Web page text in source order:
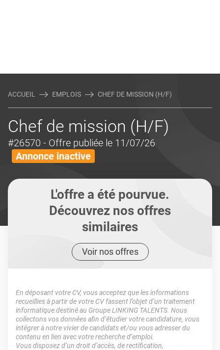
ACCUEIL EMPLOIS CHEF DE MISSION (H/F)
Chef de mission (H/F)
#26570 - Offre publiée le 11/07/26
Annonce inactive
L'offre a été pourvue.
Découvrez nos offres
similaires
Voir nos offres
En déposant votre CV, vous acceptez que les informations
recueillies à partir de votre CV fassent l’objet d’un traitement
informatique destiné au Groupe LINKING TALENTS. Nous
collectons vos données afin d’étudier votre candidature, vous
intégrer à notre vivier de candidats et/ou vous adresser du
contenu en lien avec votre recherche d’emploi.
Vous disposez d’un droit d’accès, de rectification,